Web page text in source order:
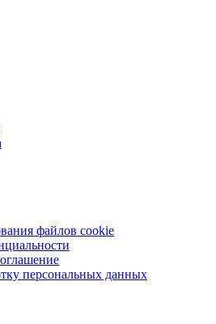
файлов cookie
персональных данных